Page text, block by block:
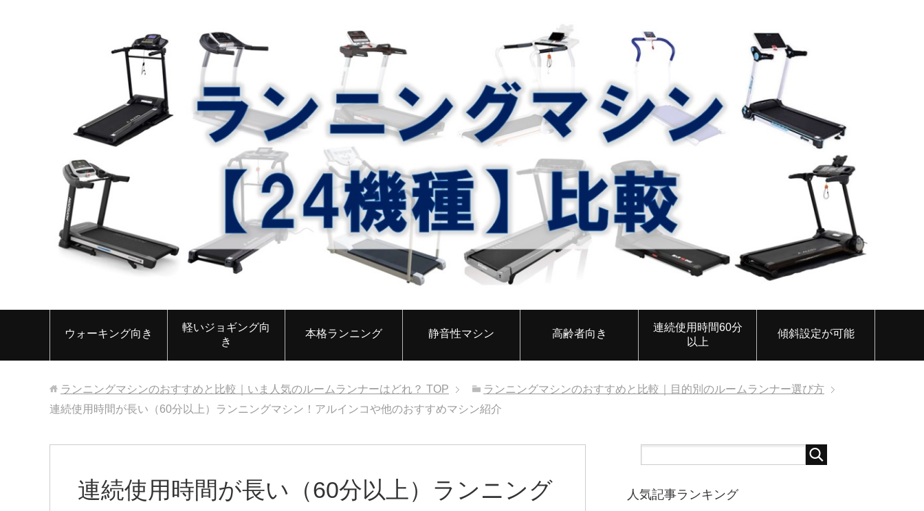
ウォーキング向き
軽いジョギング向
き
本格ランニング 静音性マシン 高齢者向き
連続使用時間60分
以上
傾斜設定が可能
ランニングマシンのおすすめと比較｜いま人気のルームランナーはどれ？ TOP
ランニングマシンのおすすめと比較｜目的別のルームランナー選び方
連続使用時間が長い（60分以上）ランニングマシン！アルインコや他のおすすめマシン紹介
連続使用時間が長い（60分以上）ランニング
人気記事ランキング